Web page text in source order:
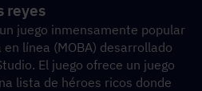
reyes
juego inmensamente popular
línea (MOBA) desarrollado
El juego ofrece un juego
lista de héroes ricos donde